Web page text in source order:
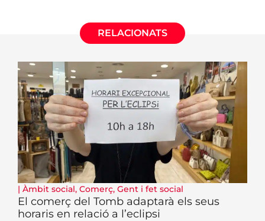
RELACIONATS
| Àmbit social, Comerç, Gent i fet social
El comerç del Tomb adaptarà els seus
horaris en relació a l’eclipsi